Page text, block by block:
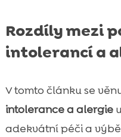
Rozdíly mezi
intolerancí a
V tomto článku se
intolerance a alergie
adekvátní péči a